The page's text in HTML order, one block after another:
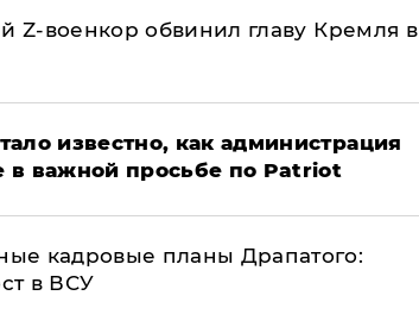
Z-военкор обвинил главу Кремля в
известно, как администрация
в важной просьбе по Patriot
кадровые планы Драпатого:
в ВСУ